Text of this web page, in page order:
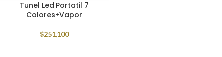
Tunel Led Portatil 7
Colores+Vapor
$251,100